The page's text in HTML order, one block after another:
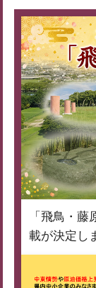
「飛鳥・
載が決定し